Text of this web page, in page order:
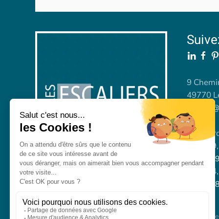
9
49770
Dpts
06 15
Dpts
06 12